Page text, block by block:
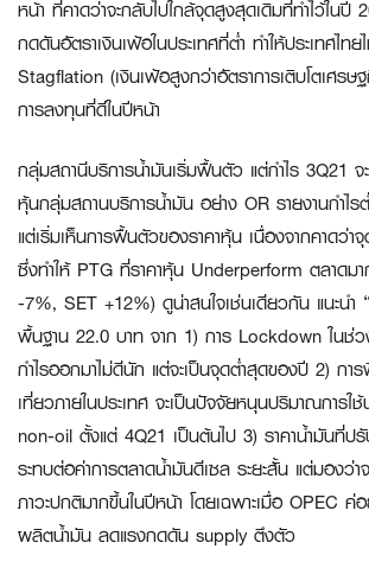
หน้า ที่คาดว่าจะกลับไปใกล้จุดสูงสุดเดิมที่ทำไว้ในปี
กดดันอัตราเงินเฟ้อในประเทศที่ต่ำ ทำให้ประเทศไท
Stagflation (เงินเฟ้อสูงกว่าอัตราการเติบโตเศรษ
การลงทุนที่ดีในปีหน้า
กลุ่มสถานีบริการน้ำมันเริ่มฟื้นตัว แต่กำไร 3Q21 จ
หุ้นกลุ่มสถานบริการน้ำมัน อย่าง OR รายงานกำไร
แต่เริ่มเห็นการฟื้นตัวของราคาหุ้น เนื่องจากคาดว่
ซึ่งทำให้ PTG ที่ราคาหุ้น Underperform ตลาดม
-7%, SET +12%) ดูน่าสนใจเช่นเดียวกัน แนะนำ
พื้นฐาน 22.0 บาท จาก 1) การ Lockdown ในช่ว
กำไรออกมาไม่ดีนัก แต่จะเป็นจุดต่ำสุดของปี 2) ก
เที่ยวภายในประเทศ จะเป็นปัจจัยหนุนปริมาณการใ
non-oil ตั้งแต่ 4Q21 เป็นต้นไป 3) ราคาน้ำมันที่ป
ระทบต่อค่าการตลาดน้ำมันดีเซล ระยะสั้น แต่มองว่
ภาวะปกติมากขึ้นในปีหน้า โดยเฉพาะเมื่อ OPEC ค่
ผลิตน้ำมัน ลดแรงกดดัน supply ตึงตัว